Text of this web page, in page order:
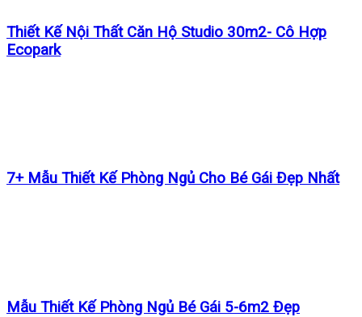
Thiết Kế Nội Thất Căn Hộ Studio 30m2- Cô Hợp
Ecopark
7+ Mẫu Thiết Kế Phòng Ngủ Cho Bé Gái Đẹp Nhất
Mẫu Thiết Kế Phòng Ngủ Bé Gái 5-6m2 Đẹp